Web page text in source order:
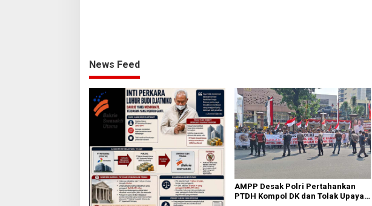
News Feed
AMPP Desak Polri Pertahankan
PTDH Kompol DK dan Tolak Upaya